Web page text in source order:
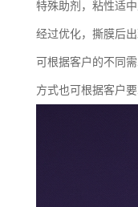
特殊助剂，粘性适
经过优化，撕膜后
可根据客户的不同
方式也可根据客户